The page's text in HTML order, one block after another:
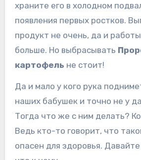
храните его в холодном
появления первых ростков.
продукт не очень, да и
больше. Но выбрасывать
картофель не стоит!
Да и мало у кого рука
наших бабушек и точно не у
Тогда что же с ним делать?
Ведь кто-то говорит, что
опасен для здоровья.